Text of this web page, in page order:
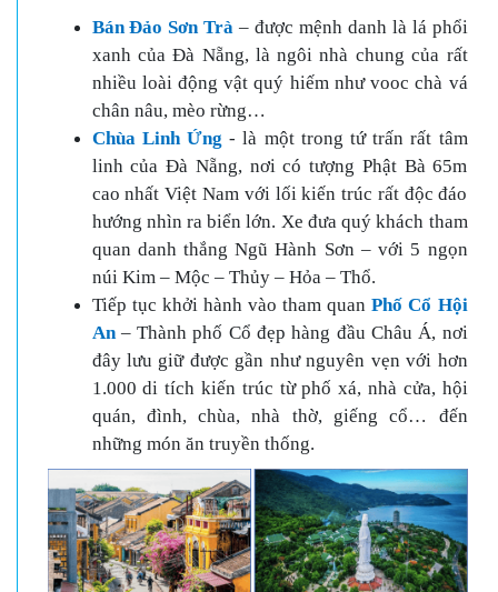
Bán Đảo Sơn Trà – được mệnh danh là lá phổi
xanh của Đà Nẵng, là ngôi nhà chung của rất
nhiều loài động vật quý hiếm như vooc chà vá
chân nâu, mèo rừng…
Chùa Linh Ứng - là một trong tứ trấn rất tâm
linh của Đà Nẵng, nơi có tượng Phật Bà 65m
cao nhất Việt Nam với lối kiến trúc rất độc đáo
hướng nhìn ra biển lớn. Xe đưa quý khách tham
quan danh thắng Ngũ Hành Sơn – với 5 ngọn
núi Kim – Mộc – Thủy – Hỏa – Thổ.
Tiếp tục khởi hành vào tham quanPhố Cổ Hội
An– Thành phố Cổ đẹp hàng đầu Châu Á, nơi
đây lưu giữ được gần như nguyên vẹn với hơn
1.000 di tích kiến trúc từ phố xá, nhà cửa, hội
quán, đình, chùa, nhà thờ, giếng cổ… đến
những món ăn truyền thống.